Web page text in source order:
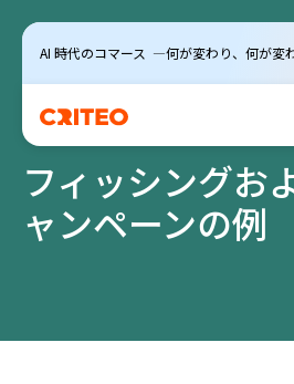
AI 時代のコマース ―何が変わり、何が変
フィッシングお
ャンペーンの例